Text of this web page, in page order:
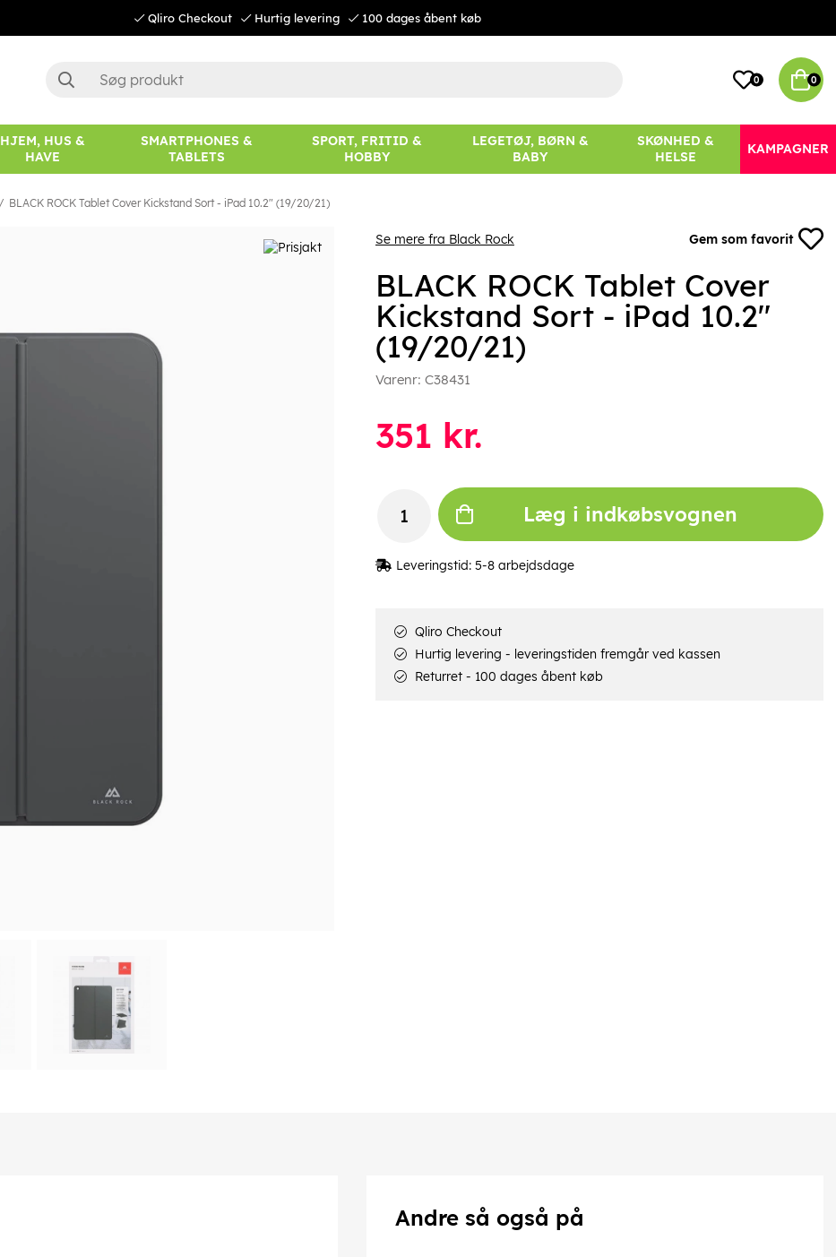
Qliro Checkout Hurtig levering 100 dages åbent køb
0 0
HJEM, HUS &
HAVE
SMARTPHONES &
TABLETS
SPORT, FRITID &
HOBBY
LEGETØJ, BØRN &
BABY
SKØNHED &
HELSE
KAMPAGNER
BLACK ROCK Tablet Cover Kickstand Sort - iPad 10.2" (19/20/21)
Se mere fra Black Rock Gem som favorit
BLACK ROCK Tablet Cover
Kickstand Sort - iPad 10.2"
(19/20/21)
Varenr: C38431
351 kr.
Læg i indkøbsvognen
Leveringstid: 5-8 arbejdsdage
Qliro Checkout
Hurtig levering - leveringstiden fremgår ved kassen
Returret - 100 dages åbent køb
Andre så også på